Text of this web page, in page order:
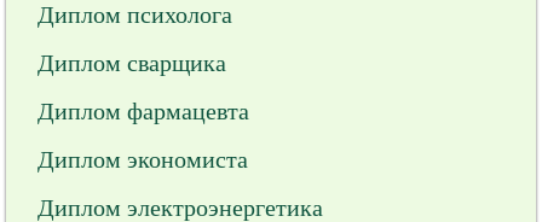
Диплом психолога
Диплом сварщика
Диплом фармацевта
Диплом экономиста
Диплом электроэнергетика